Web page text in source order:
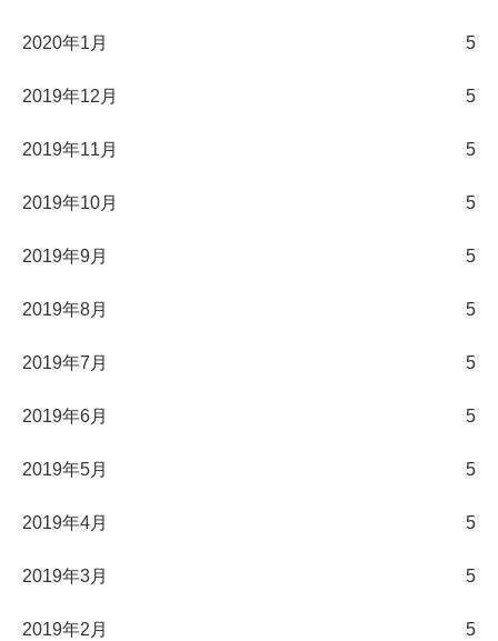
2020年1月 5
2019年12月 5
2019年11月 5
2019年10月 5
2019年9月 5
2019年8月 5
2019年7月 5
2019年6月 5
2019年5月 5
2019年4月 5
2019年3月 5
2019年2月 5